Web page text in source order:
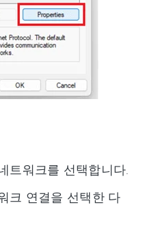
트워크를 선택합니다.
크 연결을 선택한 다